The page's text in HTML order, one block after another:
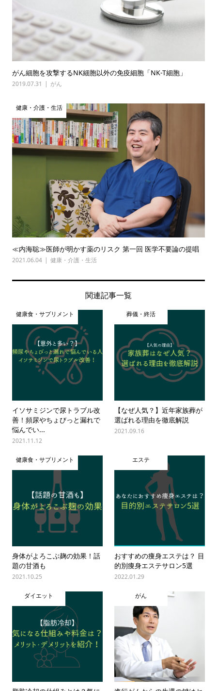
がん細胞を攻撃するNK細胞以外の免疫細胞「NK-T細胞」
2019.07.31 がん
健康・介護・生活
≪内海聡≫医師が明かす薬のリスク 第一回 医学不要論の提唱
2021.06.04 健康・介護・生活
関連記事一覧
健康食・サプリメント
イソサミジンで尿トラブル改
善！頻尿やちょびっと漏れで
悩んでい...
2021.11.12
葬儀・終活
【なぜ人気？】近年家族葬が
選ばれる理由を徹底解説
2021.09.16
健康食・サプリメント
身体がよろこぶ麹の効果！話
題の甘酒も
2021.10.25
エステ
おすすめの痩身エステは？ 目
的別痩身エステサロン5選
2022.01.29
ダイエット がん